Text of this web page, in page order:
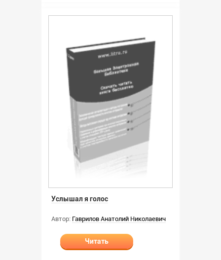
Услышал я голос
Автор: Гаврилов Анатолий Николаевич
Читать